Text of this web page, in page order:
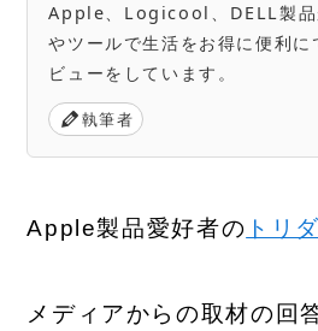
Apple、Logicool、DELL製品
やツールで生活をお得に便利に
ビューをしています。
執筆者
Apple製品愛好者の トリ
メディアからの取材の回